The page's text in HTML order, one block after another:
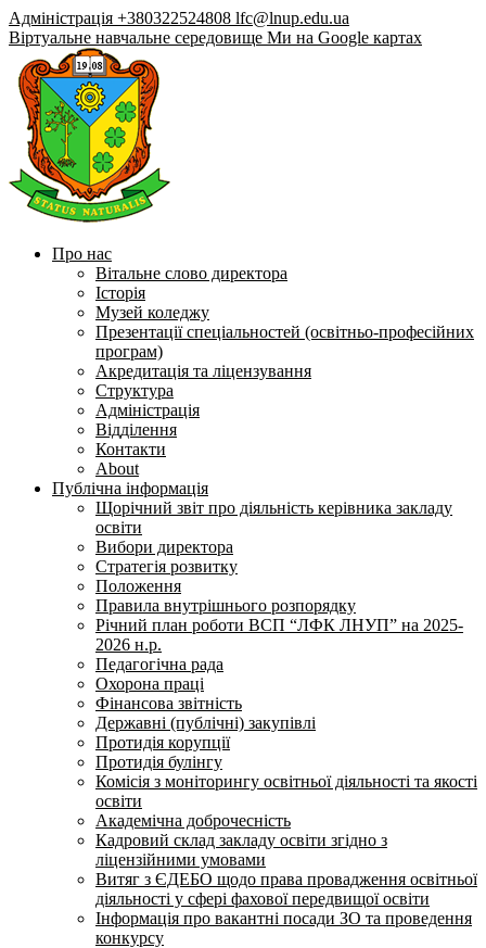
Адміністрація +380322524808 lfc@lnup.edu.ua
Віртуальне навчальне середовище Ми на Google картах
Про нас
Вітальне слово директора
Історія
Музей коледжу
Презентації спеціальностей (освітньо-професійних
програм)
Акредитація та ліцензування
Структура
Адміністрація
Відділення
Контакти
About
Публічна інформація
Щорічний звіт про діяльність керівника закладу
освіти
Вибори директора
Стратегія розвитку
Положення
Правила внутрішнього розпорядку
Річний план роботи ВСП “ЛФК ЛНУП” на 2025-
2026 н.р.
Педагогічна рада
Охорона праці
Фінансова звітність
Державні (публічні) закупівлі
Протидія корупції
Протидія булінгу
Комісія з моніторингу освітньої діяльності та якості
освіти
Академічна доброчесність
Кадровий склад закладу освіти згідно з
ліцензійними умовами
Витяг з ЄДЕБО щодо права провадження освітньої
діяльності у сфері фахової передвищої освіти
Інформація про вакантні посади ЗО та проведення
конкурсу